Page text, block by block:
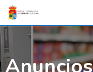
Skip
content
Anuncios